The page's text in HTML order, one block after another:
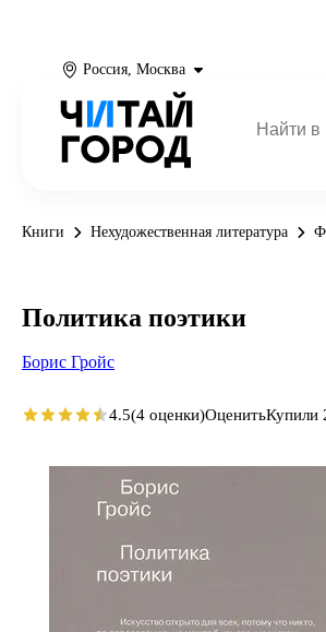
Россия, Москва
Книги Нехудожественная литература
Политика поэтики
Борис Гройс
4.5(4 оценки)ОценитьКупили